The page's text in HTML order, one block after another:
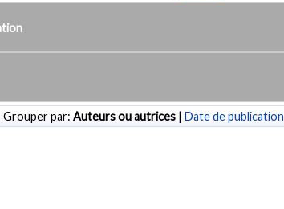
Grouper par: Auteurs ou autrices | Date de publication